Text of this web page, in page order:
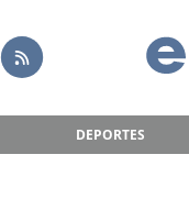
DEPORTES